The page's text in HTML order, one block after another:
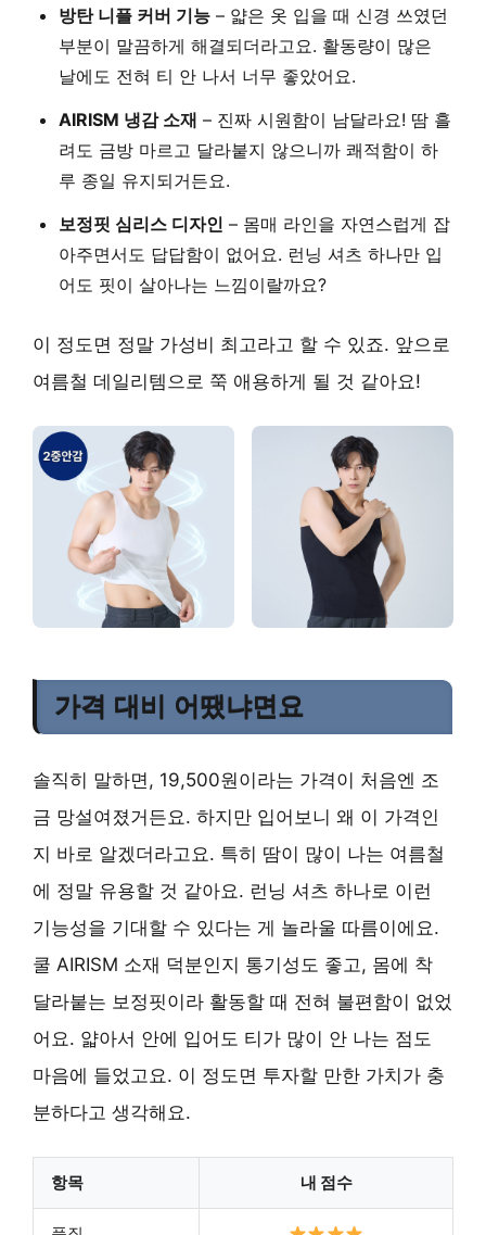
방탄 니플 커버 기능 – 얇은 옷 입을 때 신경 쓰였던
부분이 말끔하게 해결되더라고요. 활동량이 많은
날에도 전혀 티 안 나서 너무 좋았어요.
AIRISM 냉감 소재 – 진짜 시원함이 남달라요! 땀 흘
려도 금방 마르고 달라붙지 않으니까 쾌적함이 하
루 종일 유지되거든요.
보정핏 심리스 디자인 – 몸매 라인을 자연스럽게 잡
아주면서도 답답함이 없어요. 런닝 셔츠 하나만 입
어도 핏이 살아나는 느낌이랄까요?
이 정도면 정말 가성비 최고라고 할 수 있죠. 앞으로
여름철 데일리템으로 쭉 애용하게 될 것 같아요!
가격 대비 어땠냐면요
솔직히 말하면, 19,500원이라는 가격이 처음엔 조
금 망설여졌거든요. 하지만 입어보니 왜 이 가격인
지 바로 알겠더라고요. 특히 땀이 많이 나는 여름철
에 정말 유용할 것 같아요. 런닝 셔츠 하나로 이런
기능성을 기대할 수 있다는 게 놀라울 따름이에요.
쿨 AIRISM 소재 덕분인지 통기성도 좋고, 몸에 착
달라붙는 보정핏이라 활동할 때 전혀 불편함이 없었
어요. 얇아서 안에 입어도 티가 많이 안 나는 점도
마음에 들었고요. 이 정도면 투자할 만한 가치가 충
분하다고 생각해요.
항목 내 점수